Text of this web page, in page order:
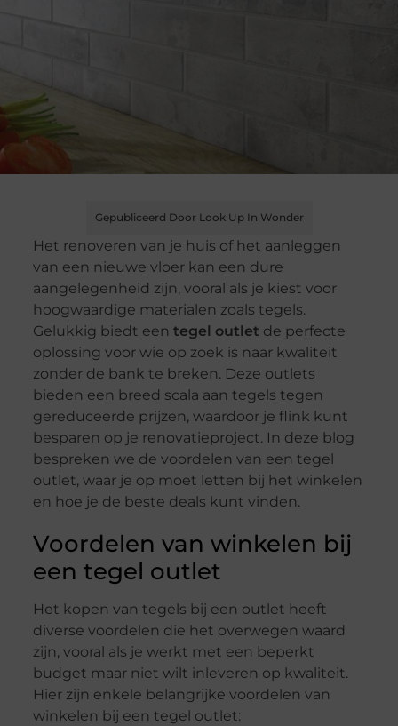
Gepubliceerd Door Look Up In Wonder
Het renoveren van je huis of het aanleggen
van een nieuwe vloer kan een dure
aangelegenheid zijn, vooral als je kiest voor
hoogwaardige materialen zoals tegels.
Gelukkig biedt een tegel outlet de perfecte
oplossing voor wie op zoek is naar kwaliteit
zonder de bank te breken. Deze outlets
bieden een breed scala aan tegels tegen
gereduceerde prijzen, waardoor je flink kunt
besparen op je renovatieproject. In deze blog
bespreken we de voordelen van een tegel
outlet, waar je op moet letten bij het winkelen
en hoe je de beste deals kunt vinden.
Voordelen van winkelen bij
een tegel outlet
Het kopen van tegels bij een outlet heeft
diverse voordelen die het overwegen waard
zijn, vooral als je werkt met een beperkt
budget maar niet wilt inleveren op kwaliteit.
Hier zijn enkele belangrijke voordelen van
winkelen bij een tegel outlet: